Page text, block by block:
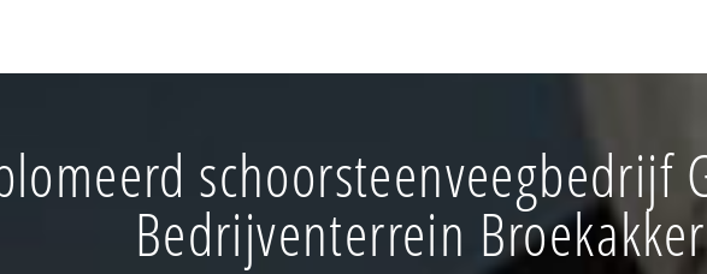
schoorsteenveegbedrijf
Bedrijventerrein